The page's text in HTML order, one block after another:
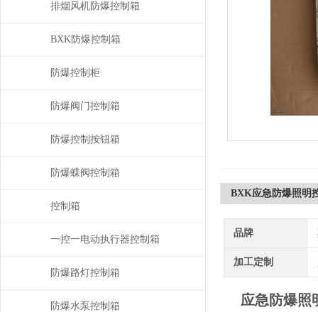
BXK应急防爆照明
品牌
加工定制
应急防爆照
排烟风机防爆控制箱
BXK防爆控制箱
防爆控制柜
防爆阀门控制箱
防爆控制按钮箱
防爆蝶阀控制箱
控制箱
一控一电动执行器控制箱
防爆路灯控制箱
防爆水泵控制箱